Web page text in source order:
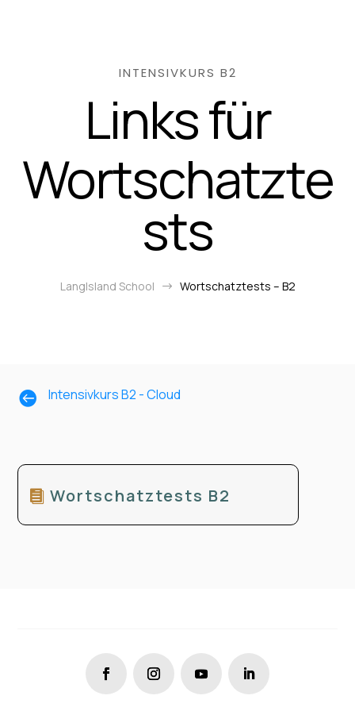
INTENSIVKURS B2
Links für
Wortschatzte
sts
LangIsland School $ Wortschatztests – B2
 Intensivkurs B2 - Cloud
Wortschatztests B2